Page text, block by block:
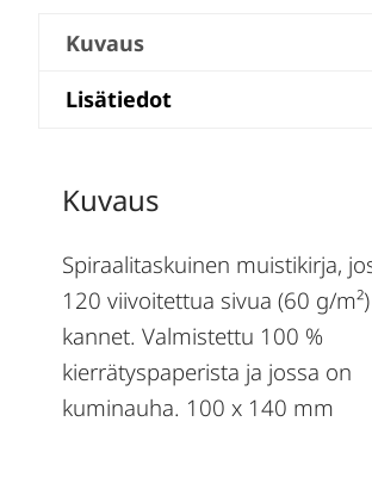
Kuvaus
Lisätiedot
Kuvaus
Spiraalitaskuinen muistikirja,
120 viivoitettua sivua (60 g/
kannet. Valmistettu 100 %
kierrätyspaperista ja jossa on
kuminauha. 100 x 140 mm